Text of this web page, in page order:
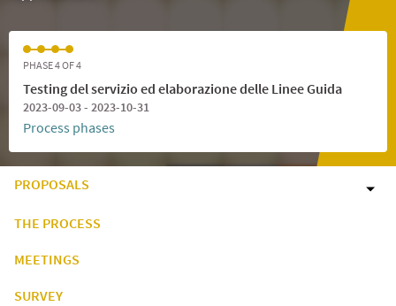
PHASE 4 OF 4
Testing del servizio ed elaborazione delle Linee Guida
2023-09-03 - 2023-10-31
Process phases
PROPOSALS
THE PROCESS
MEETINGS
SURVEY